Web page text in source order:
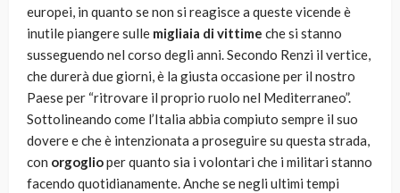
europei, in quanto se non si reagisce a queste vicende è
inutile piangere sulle migliaia di vittime che si stanno
susseguendo nel corso degli anni. Secondo Renzi il vertice,
che durerà due giorni, è la giusta occasione per il nostro
Paese per “ritrovare il proprio ruolo nel Mediterraneo”.
Sottolineando come l’Italia abbia compiuto sempre il suo
dovere e che è intenzionata a proseguire su questa strada,
con orgoglioper quanto sia i volontari che i militari stanno
facendo quotidianamente. Anche se negli ultimi tempi